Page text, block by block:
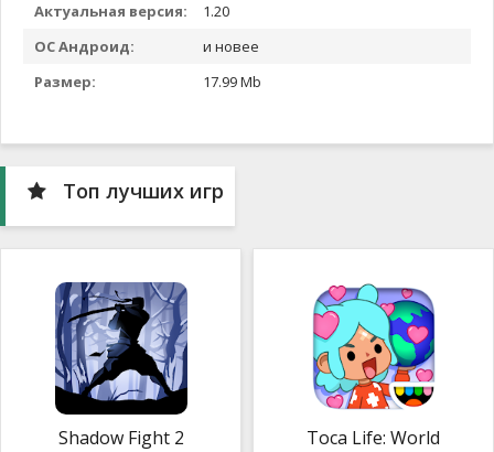
Актуальная версия:
1.20
ОС Андроид:
и новее
Размер:
17.99 Mb
Топ лучших игр
Shadow Fight 2 Toca Life: World